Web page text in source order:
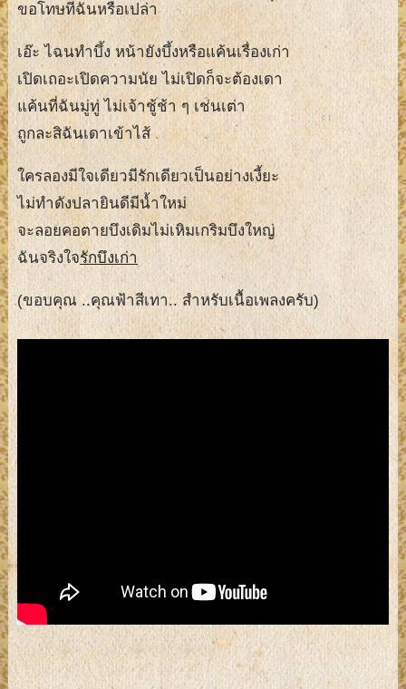
ขอโทษทีฉันหรือเปล่า
เอ๊ะ ไฉนทำบึ้ง หน้ายังบึ้งหรือแค้นเรื่องเก่า
เปิดเถอะเปิดความนัย ไม่เปิดก็จะต้องเดา
แค้นที่ฉันมู่ทู่ ไม่เจ้าชู้ช้า ๆ เช่นเต่า
ถูกละสิฉันเดาเข้าไส้
ใครลองมีใจเดียวมีรักเดียวเป็นอย่างเงี้ยะ
ไม่ทำดังปลายินดีมีน้ำใหม่
จะลอยคอตายบึงเดิมไม่เหิมเกริมบึงใหญ่
ฉันจริงใจรักบึงเก่า
(ขอบคุณ ..คุณฟ้าสีเทา.. สำหรับเนื้อเพลงครับ)